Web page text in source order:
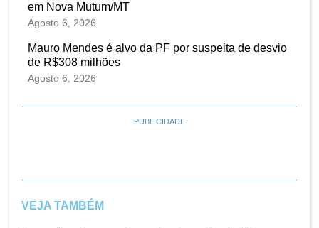
em Nova Mutum/MT
Agosto 6, 2026
Mauro Mendes é alvo da PF por suspeita de desvio
de R$308 milhões
Agosto 6, 2026
PUBLICIDADE
VEJA TAMBÉM